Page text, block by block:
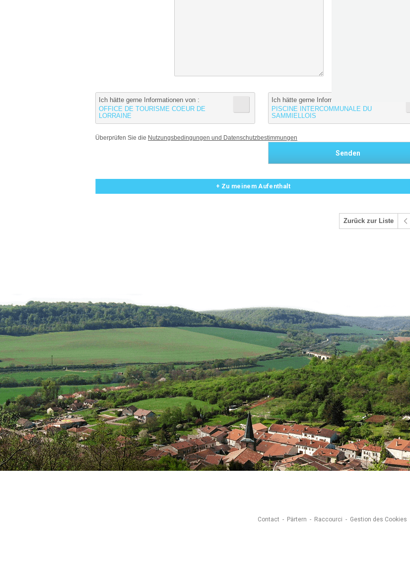
Ich hätte gerne Informationen von :
OFFICE DE TOURISME COEUR DE
LORRAINE
Ich hätte gerne Informationen von :
PISCINE INTERCOMMUNALE DU
SAMMIELLOIS
Überprüfen Sie die Nutzungsbedingungen und Datenschutzbestimmungen
+ Zu meinem Aufenthalt
Zurück zur Liste
Contact Pärtern Raccourci Gestion des Cookies